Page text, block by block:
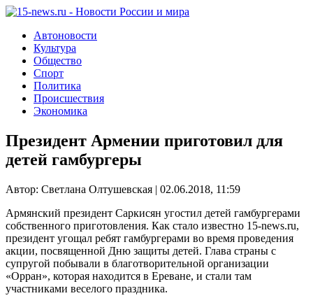
Автоновости
Культура
Общество
Спорт
Политика
Происшествия
Экономика
Президент Армении приготовил для
детей гамбургеры
Автор: Светлана Олтушевская | 02.06.2018, 11:59
Армянский президент Саркисян угостил детей гамбургерами
собственного приготовления. Как стало известно 15-news.ru,
президент угощал ребят гамбургерами во время проведения
акции, посвященной Дню защиты детей. Глава страны с
супругой побывали в благотворительной организации
«Орран», которая находится в Ереване, и стали там
участниками веселого праздника.